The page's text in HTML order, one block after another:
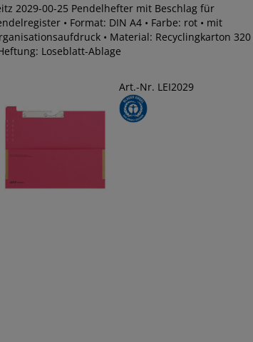
2029-00-25 Pendelhefter mit Beschlag für
• Format: DIN A4 • Farbe: rot • mit
• Material: Recyclingkarton 320
Loseblatt-Ablage
Art.-Nr. LEI2029